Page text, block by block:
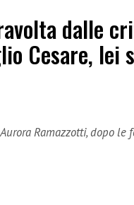
dalle
Cesare, lei
Ramazzotti, dopo